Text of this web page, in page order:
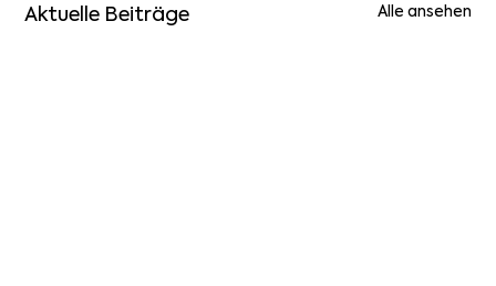
Aktuelle Beiträge Alle ansehen